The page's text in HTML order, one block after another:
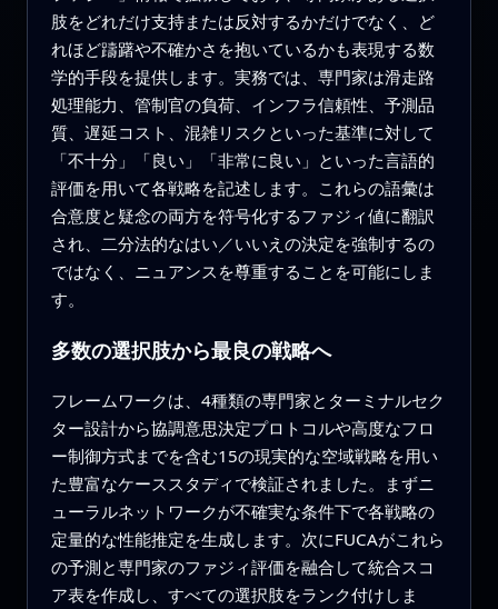
肢をどれだけ支持または反対するかだけでなく、ど
れほど躊躇や不確かさを抱いているかも表現する数
学的手段を提供します。実務では、専門家は滑走路
処理能力、管制官の負荷、インフラ信頼性、予測品
質、遅延コスト、混雑リスクといった基準に対して
「不十分」「良い」「非常に良い」といった言語的
評価を用いて各戦略を記述します。これらの語彙は
合意度と疑念の両方を符号化するファジィ値に翻訳
され、二分法的なはい／いいえの決定を強制するの
ではなく、ニュアンスを尊重することを可能にしま
す。
多数の選択肢から最良の戦略へ
フレームワークは、4種類の専門家とターミナルセク
ター設計から協調意思決定プロトコルや高度なフロ
ー制御方式までを含む15の現実的な空域戦略を用い
た豊富なケーススタディで検証されました。まずニ
ューラルネットワークが不確実な条件下で各戦略の
定量的な性能推定を生成します。次にFUCAがこれら
の予測と専門家のファジィ評価を融合して統合スコ
ア表を作成し、すべての選択肢をランク付けしま